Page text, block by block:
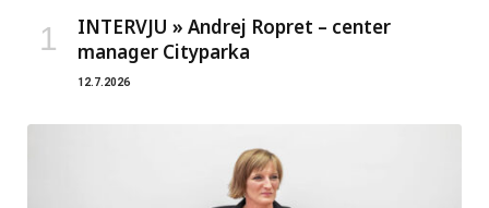
INTERVJU » Andrej Ropret – center
manager Cityparka
12.7.2026